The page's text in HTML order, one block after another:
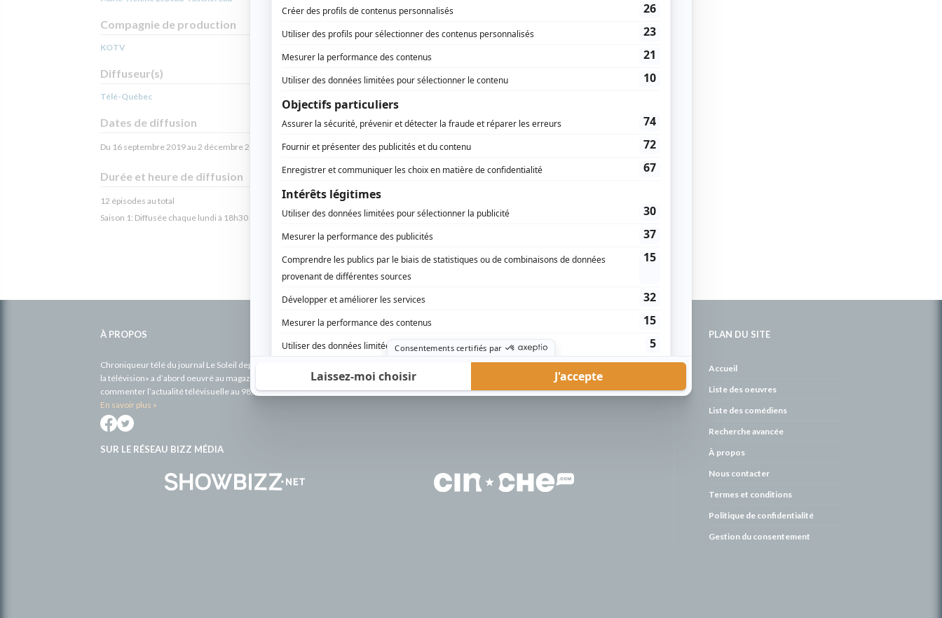
Compagnie de production
KOTV
Diffuseur(s)
Télé-Québec
Dates de diffusion
Du 16 septembre 2019 au 2 décembre 2019
Durée et heure de diffusion
12 épisodes au total
Saison 1: Diffusée chaque lundi à 18h30
(30 minutes)
À PROPOS
Chroniqueur télé du journal Le Soleil depuis 2001, Richard Therrien carbure à son petit écran. Celui qu’on surnomme parfois «l’encyclopédie de
la télévision» a d’abord oeuvré au magazine TV Hebdo de 1996 à 2001. Sa spécialité: la télé québécoise. On peut l’entendre régulièrement
commenter l’actualité télévisuelle au 98,5.
En savoir plus »
SUR LE RÉSEAU BIZZ MÉDIA
PLAN DU SITE
Accueil
Liste des oeuvres
Liste des comédiens
Recherche avancée
À propos
Nous contacter
Termes et conditions
Politique de confidentialité
Gestion du consentement